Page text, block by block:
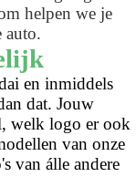
helpen we je
auto.
en inmiddels
dat. Jouw
welk logo er ook
van onze
van álle andere